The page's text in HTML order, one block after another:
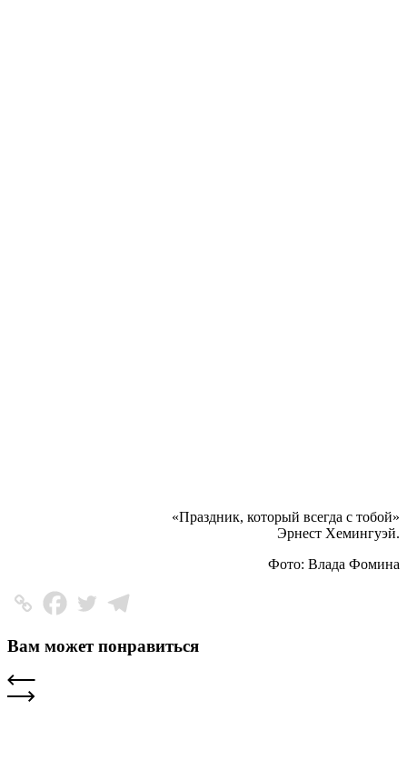
«Праздник, который всегда с тобой»
Эрнест Хемингуэй.
Фото: Влада Фомина
Вам может понравиться